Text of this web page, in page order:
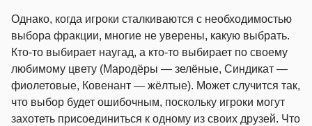
Однако, когда игроки сталкиваются с необходимостью
выбора фракции, многие не уверены, какую выбрать.
Кто-то выбирает наугад, а кто-то выбирает по своему
любимому цвету (Мародёры — зелёные, Синдикат —
фиолетовые, Ковенант — жёлтые). Может случится так,
что выбор будет ошибочным, поскольку игроки могут
захотеть присоединиться к одному из своих друзей. Что